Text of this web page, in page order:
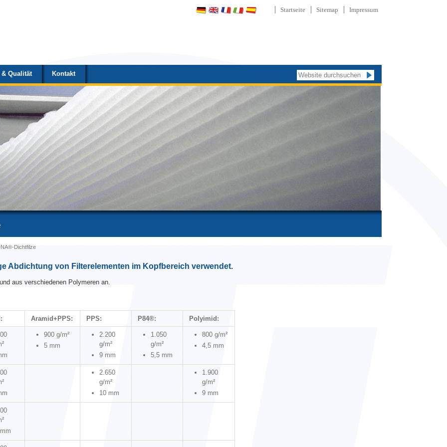
Startseite Sitemap Impressum
Website durchsuchen
Erweiterte
Suche…
Qualität Kontakt
Dichtfilze
Abdichtung von Filterelementen im Kopfbereich verwendet.
aus verschiedenen Polymeren an.
Aramid+PPS: PPS: P84®: Polyimid:
900 g/m²
5 mm
2.200
g/m²
9 mm
1.050
g/m²
5,5 mm
800 g/m²
4,5 mm
2.650
g/m²
10 mm
1.900
g/m²
9 mm